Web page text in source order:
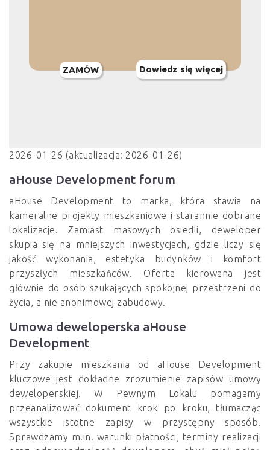
ZAMÓW Dowiedz się więcej
2026-01-26 (aktualizacja: 2026-01-26)
aHouse Development forum
aHouse Development to marka, która stawia na
kameralne projekty mieszkaniowe i starannie dobrane
lokalizacje. Zamiast masowych osiedli, deweloper
skupia się na mniejszych inwestycjach, gdzie liczy się
jakość wykonania, estetyka budynków i komfort
przyszłych mieszkańców. Oferta kierowana jest
głównie do osób szukających spokojnej przestrzeni do
życia, a nie anonimowej zabudowy.
Umowa deweloperska aHouse
Development
Przy zakupie mieszkania od aHouse Development
kluczowe jest dokładne zrozumienie zapisów umowy
deweloperskiej. W Pewnym Lokalu pomagamy
przeanalizować dokument krok po kroku, tłumacząc
wszystkie istotne zapisy w przystępny sposób.
Sprawdzamy m.in. warunki płatności, terminy realizacji